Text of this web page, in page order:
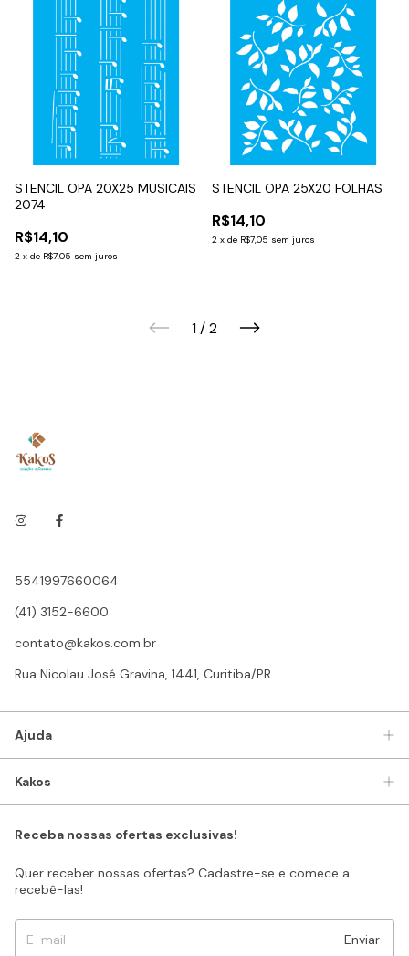
STENCIL OPA 20X25 MUSICAIS
2074
R$14,10
2 x de R$7,05 sem juros
STENCIL OPA 25X20 FOLHAS
R$14,10
2 x de R$7,05 sem juros
1/2
5541997660064
(41) 3152-6600
contato@kakos.com.br
Rua Nicolau José Gravina, 1441, Curitiba/PR
Ajuda
Kakos
Receba nossas ofertas exclusivas!
Quer receber nossas ofertas? Cadastre-se e comece a
recebê-las!